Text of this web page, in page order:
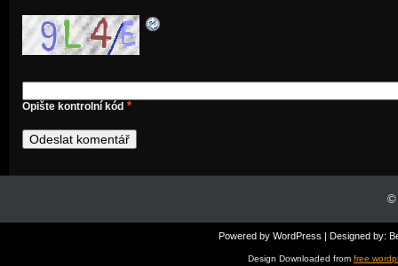
Opište kontrolní kód *
©
Powered by WordPress | Designed by:
Design Downloaded from free